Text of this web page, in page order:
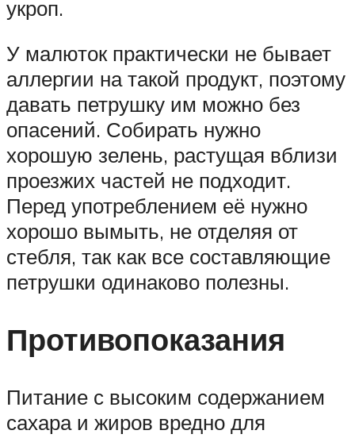
укроп.
У малюток практически не бывает
аллергии на такой продукт, поэтому
давать петрушку им можно без
опасений. Собирать нужно
хорошую зелень, растущая вблизи
проезжих частей не подходит.
Перед употреблением её нужно
хорошо вымыть, не отделяя от
стебля, так как все составляющие
петрушки одинаково полезны.
Противопоказания
Питание с высоким содержанием
сахара и жиров вредно для